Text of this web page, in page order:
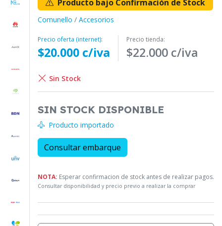
Producto bajo Confirmación de Stock
Comunello / Accesorios
Precio oferta (internet):
$20.000 c/iva
Precio tienda:
$22.000 c/iva
Sin Stock
SIN STOCK DISPONIBLE
Producto importado
Consultar embarque
NOTA: Esperar confirmacion de stock antes de realizar pagos.
Consultar disponibilidad y precio previo a realizar la comprar